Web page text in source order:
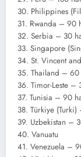
30. Philippines
31. Rwanda – 90
32. Serbia – 30
33. Singapore
34. St. Vincent
35. Thailand –
36. Timor-Leste –
37. Tunisia – 90
38. Türkiye
39. Uzbekistan –
40. Vanuatu
41. Venezuela –